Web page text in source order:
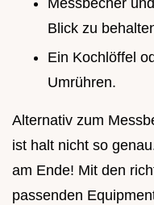
Blick zu
Ein Kochlöffel
Umrühren.
Alternativ zum
ist halt nicht so
am Ende! Mit den
passenden